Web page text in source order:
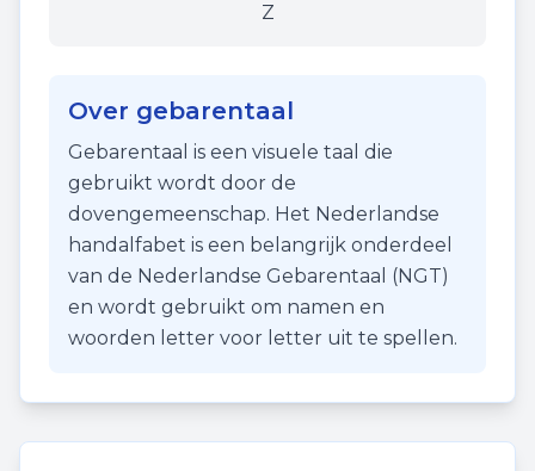
Z
Over gebarentaal
Gebarentaal is een visuele taal die
gebruikt wordt door de
dovengemeenschap. Het Nederlandse
handalfabet is een belangrijk onderdeel
van de Nederlandse Gebarentaal (NGT)
en wordt gebruikt om namen en
woorden letter voor letter uit te spellen.